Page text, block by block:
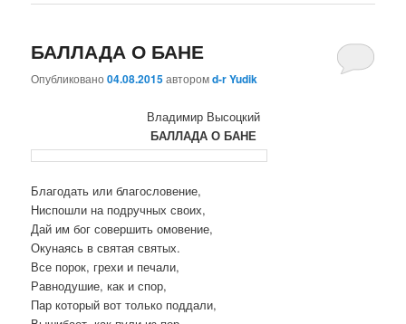
БАЛЛАДА О БАНЕ
Опубликовано04.08.2015авторомd-r Yudik
Владимир Высоцкий
БАЛЛАДА О БАНЕ
Благодать или благословение,
Ниспошли на подручных своих,
Дай им бог совершить омовение,
Окунаясь в святая святых.
Все порок, грехи и печали,
Равнодушие, как и спор,
Пар который вот только поддали,